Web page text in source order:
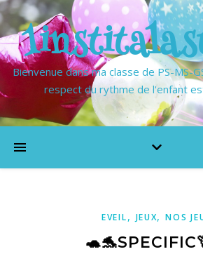
Bienvenue dans ma classe de PS-MS-
respect du rythme de l'enfant
EVEIL, JEUX,NOS